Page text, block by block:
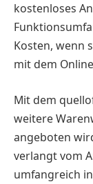
kostenloses
Kosten, wenn
mit dem
Mit dem
weitere
angeboten
verlangt vom
umfangreich